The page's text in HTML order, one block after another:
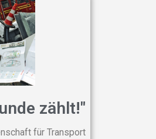
zählt!"
für Transport